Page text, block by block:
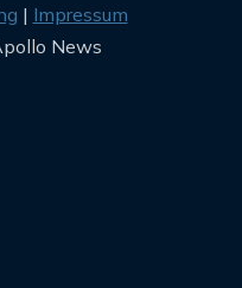
Impressum
News